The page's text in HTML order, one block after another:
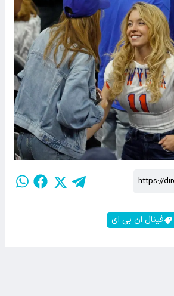
فینال ان بی ای